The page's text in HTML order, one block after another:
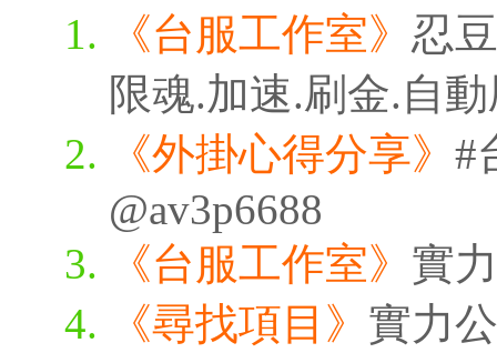
《台服工作室》 忍
限魂.加速.刷金.自
《外掛心得分享》 #
@av3p6688
《台服工作室》 實
《尋找項目》 實力